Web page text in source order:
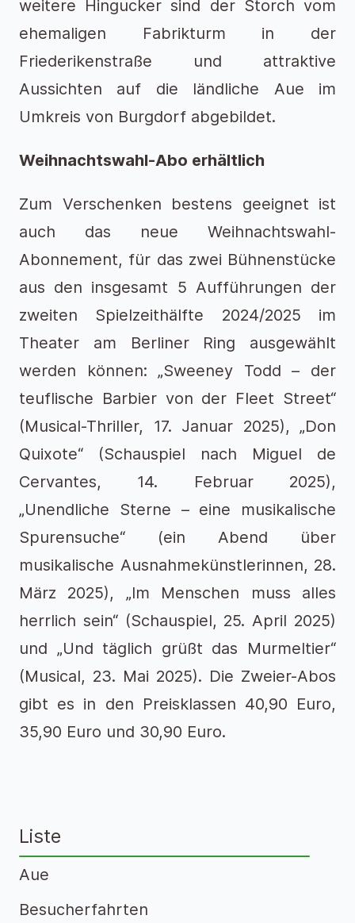
weitere Hingucker sind der Storch vom
ehemaligen Fabrikturm in der
Friederikenstraße und attraktive
Aussichten auf die ländliche Aue im
Umkreis von Burgdorf abgebildet.
Weihnachtswahl-Abo erhältlich
Zum Verschenken bestens geeignet ist
auch das neue Weihnachtswahl-
Abonnement, für das zwei Bühnenstücke
aus den insgesamt 5 Aufführungen der
zweiten Spielzeithälfte 2024/2025 im
Theater am Berliner Ring ausgewählt
werden können: „Sweeney Todd – der
teuflische Barbier von der Fleet Street“
(Musical-Thriller, 17. Januar 2025), „Don
Quixote“ (Schauspiel nach Miguel de
Cervantes, 14. Februar 2025),
„Unendliche Sterne – eine musikalische
Spurensuche“ (ein Abend über
musikalische Ausnahmekünstlerinnen, 28.
März 2025), „Im Menschen muss alles
herrlich sein“ (Schauspiel, 25. April 2025)
und „Und täglich grüßt das Murmeltier“
(Musical, 23. Mai 2025). Die Zweier-Abos
gibt es in den Preisklassen 40,90 Euro,
35,90 Euro und 30,90 Euro.
Liste
Aue
Besucherfahrten